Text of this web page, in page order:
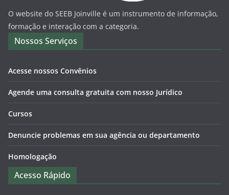
O website do SEEB Joinville é um instrumento de informação,
formação e interação com a categoria.
Nossos Serviços
Acesse nossos Convênios
Agende uma consulta gratuita com nosso Jurídico
Cursos
Denuncie problemas em sua agência ou departamento
Homologação
Acesso Rápido